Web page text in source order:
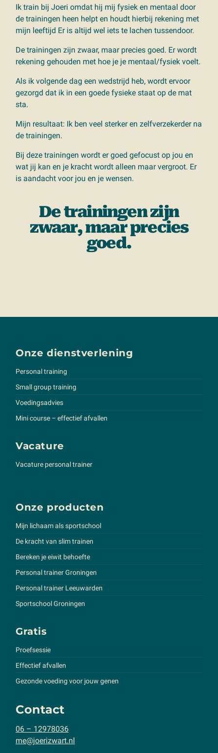
Ik train bij Joeri omdat hij mij fysiek en mentaal door
de trainingen heen helpt en houdt hierbij rekening met
mijn leeftijd Er is altijd wel iets te lachen tussendoor.
De trainingen zijn zwaar, maar precies goed. Er wordt
rekening gehouden met hoe je je mentaal/fysiek voelt.
Als ik volgende dag een wedstrijd heb, wordt ervoor
gezorgd dat ik in een goede fysieke staat op de mat
sta.
Mijn resultaat: Ik ben veel sterker en zelfverzekerder na
de trainingen.
Bij deze trainingen wordt er goed gefocust op jou en
wat jij kan en je kracht wordt alleen maar vergroot. Er
is aandacht voor jou en je wensen.
De trainingen zijn
zwaar, maar precies
goed.
Onze dienstverlening
Personal training
Small group training
Voedingsadvies
Mini course – effectief afvallen
Vacature
Vacature personal trainer
Onze producten
Mijn lichaam als sportschool
De kracht van slim trainen
Bereken je eiwit behoefte
Personal trainer Groningen
Personal trainer Leeuwarden
Sportschool Groningen
Gratis
Proefsessie
Effectief afvallen
Gezonde voeding voor jouw genen
Contact
06 – 12978036
me@joerizwart.nl